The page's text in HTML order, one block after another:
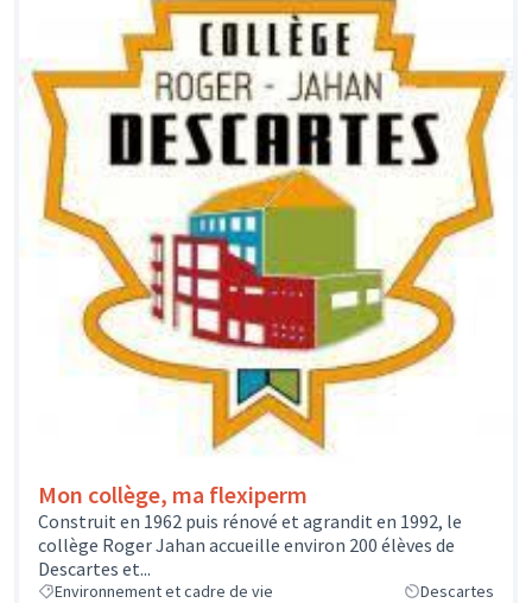
Mon collège, ma flexiperm
Construit en 1962 puis rénové et agrandit en 1992, le
collège Roger Jahan accueille environ 200 élèves de
Descartes et...
Environnement et cadre de vie Descartes